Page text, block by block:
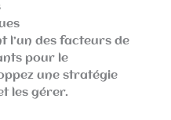
l’un des facteurs de
pour le
une stratégie
les gérer.